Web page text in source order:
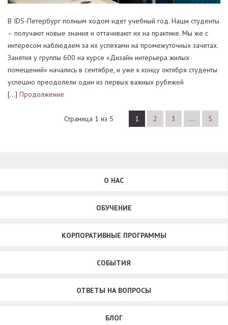
В IDS-Петербург полным ходом идет учебный год. Наши студенты
– получают новые знания и оттачивают их на практике. Мы же с
интересом наблюдаем за их успехами на промежуточных зачетах.
Занятия у группы 600 на курсе «Дизайн интерьера жилых
помещений» начались в сентябре, и уже к концу октября студенты
успешно преодолели один из первых важных рубежей
[…] Продолжение
Страница 1 из 5 1 2 3 … 5
О НАС
ОБУЧЕНИЕ
КОРПОРАТИВНЫЕ ПРОГРАММЫ
СОБЫТИЯ
ОТВЕТЫ НА ВОПРОСЫ
БЛОГ